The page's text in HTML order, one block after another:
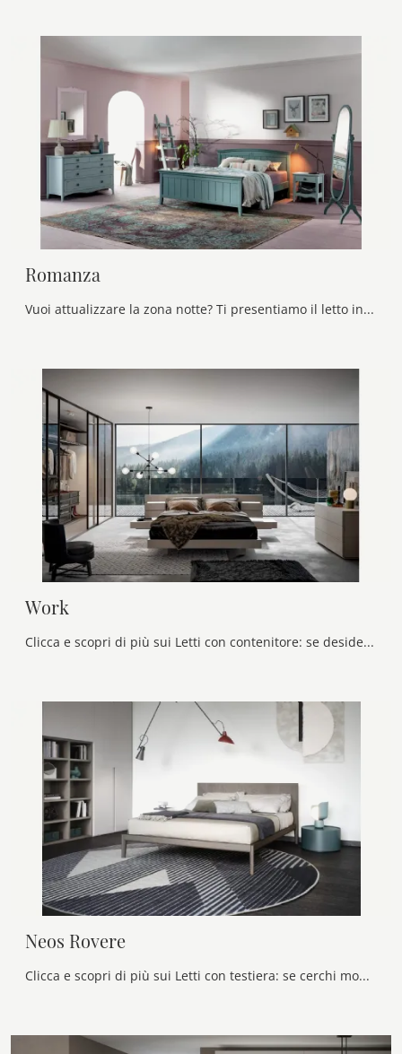
Romanza
Vuoi attualizzare la zona notte? Ti presentiamo il letto in legno Romanza di Callesella per spazi moderni.
Work
Clicca e scopri di più sui Letti con contenitore: se desideri modelli matrimoniali moderni, il modello Work Veneran fa per te.
Neos Rovere
Clicca e scopri di più sui Letti con testiera: se cerchi modelli matrimoniali design, il modello Neos Rovere Novamobili fa per te.